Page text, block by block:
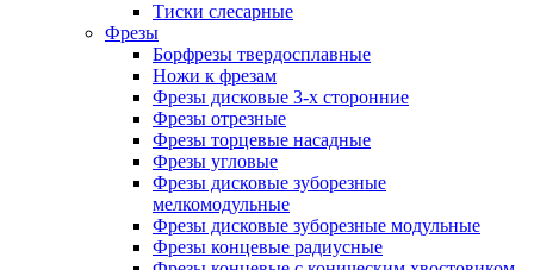
Тиски слесарные
Фрезы
Борфрезы твердосплавные
Ножи к фрезам
Фрезы дисковые 3-х сторонние
Фрезы отрезные
Фрезы торцевые насадные
Фрезы угловые
Фрезы дисковые зуборезные
мелкомодульные
Фрезы дисковые зуборезные модульные
Фрезы концевые радиусные